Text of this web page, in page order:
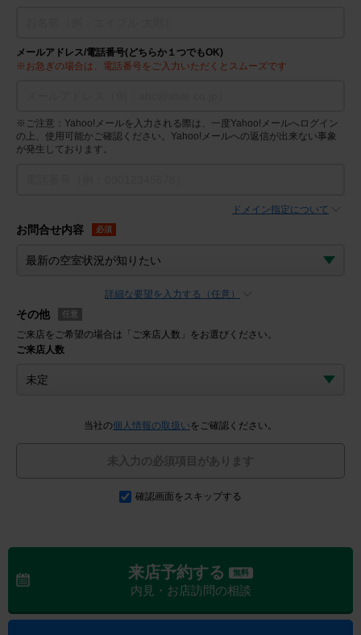
メールアドレス/電話番号(どちらか１つでもOK)
※お急ぎの場合は、電話番号をご入力いただくとスムーズです
※ご注意：Yahoo!メールを入力される際は、一度Yahoo!メールへログイン
の上、使用可能かご確認ください。Yahoo!メールへの返信が出来ない事象
が発生しております。
ドメイン指定について
お問合せ内容 必須
詳細な要望を入力する（任意）
その他 任意
ご来店をご希望の場合は「ご来店人数」をお選びください。
ご来店人数
当社の個人情報の取扱い をご確認ください。
未入力の必須項目があります
確認画面をスキップする
来店予約する 無料
内見・お店訪問の相談